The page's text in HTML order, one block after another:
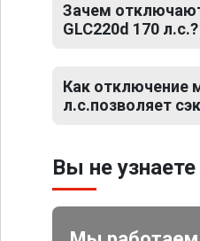
Зачем
GLC220d 170 л.с.?
Как отключение
л.с.позволяет
Вы не